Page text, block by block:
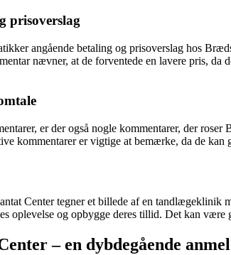
prisoverslag
angående betaling og prisoverslag hos
nævner, at de forventede en lavere pris,
er der også nogle kommentarer, der
kommentarer er vigtige at bemærke, da de kan
Center tegner et billede af en tandlægeklinik
oplevelse og opbygge deres tillid. Det kan
– en dybdegående